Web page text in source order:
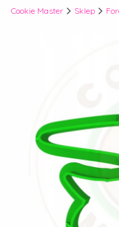
Cookie Master Sklep